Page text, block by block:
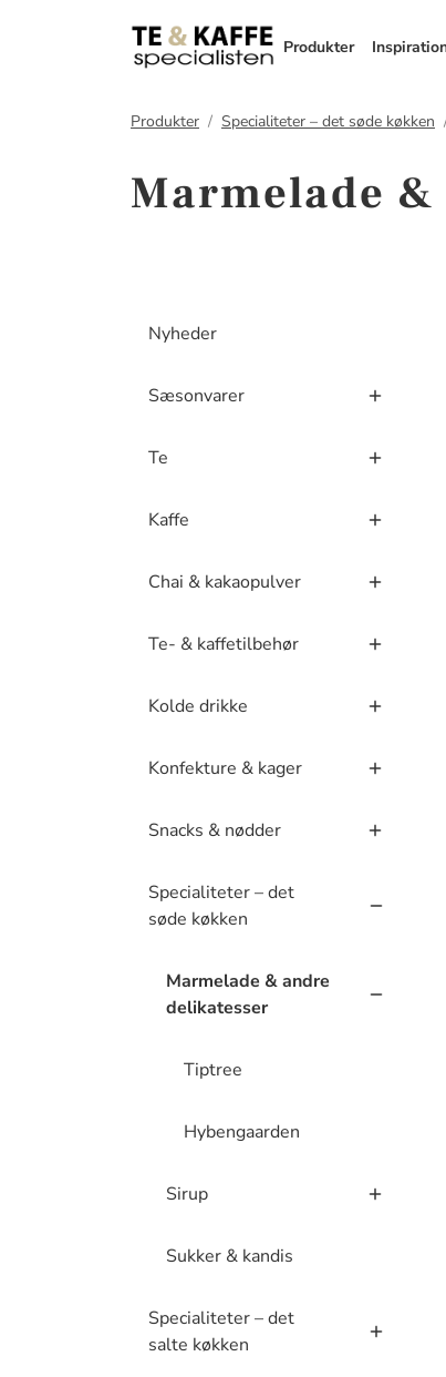
Produkter
Produkter Specialiteter – det søde køkken
Marmelade
Nyheder
Sæsonvarer
Te
Kaffe
Chai & kakaopulver
Te- & kaffetilbehør
Kolde drikke
Konfekture & kager
Snacks & nødder
Specialiteter – det
søde køkken
Marmelade & andre
delikatesser
Tiptree
Hybengaarden
Sirup
Sukker & kandis
Specialiteter – det
salte køkken